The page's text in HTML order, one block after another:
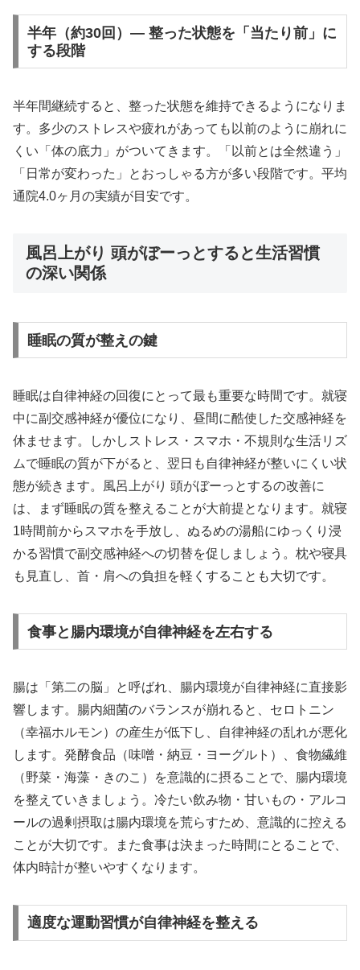
半年（約30回）— 整った状態を「当たり前」に
する段階
半年間継続すると、整った状態を維持できるようになりま
す。多少のストレスや疲れがあっても以前のように崩れに
くい「体の底力」がついてきます。「以前とは全然違う」
「日常が変わった」とおっしゃる方が多い段階です。平均
通院4.0ヶ月の実績が目安です。
風呂上がり 頭がぼーっとすると生活習慣
の深い関係
睡眠の質が整えの鍵
睡眠は自律神経の回復にとって最も重要な時間です。就寝
中に副交感神経が優位になり、昼間に酷使した交感神経を
休ませます。しかしストレス・スマホ・不規則な生活リズ
ムで睡眠の質が下がると、翌日も自律神経が整いにくい状
態が続きます。風呂上がり 頭がぼーっとするの改善に
は、まず睡眠の質を整えることが大前提となります。就寝
1時間前からスマホを手放し、ぬるめの湯船にゆっくり浸
かる習慣で副交感神経への切替を促しましょう。枕や寝具
も見直し、首・肩への負担を軽くすることも大切です。
食事と腸内環境が自律神経を左右する
腸は「第二の脳」と呼ばれ、腸内環境が自律神経に直接影
響します。腸内細菌のバランスが崩れると、セロトニン
（幸福ホルモン）の産生が低下し、自律神経の乱れが悪化
します。発酵食品（味噌・納豆・ヨーグルト）、食物繊維
（野菜・海藻・きのこ）を意識的に摂ることで、腸内環境
を整えていきましょう。冷たい飲み物・甘いもの・アルコ
ールの過剰摂取は腸内環境を荒らすため、意識的に控える
ことが大切です。また食事は決まった時間にとることで、
体内時計が整いやすくなります。
適度な運動習慣が自律神経を整える